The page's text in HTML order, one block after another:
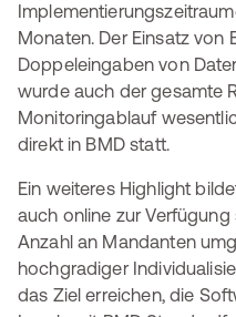
Monaten. Der Einsatz von
Doppeleingaben von
wurde auch der gesamte
Monitoringablauf
direkt in BMD statt.
Ein weiteres Highlight
auch online zur
Anzahl an Mandanten
hochgradiger
das Ziel erreichen, die